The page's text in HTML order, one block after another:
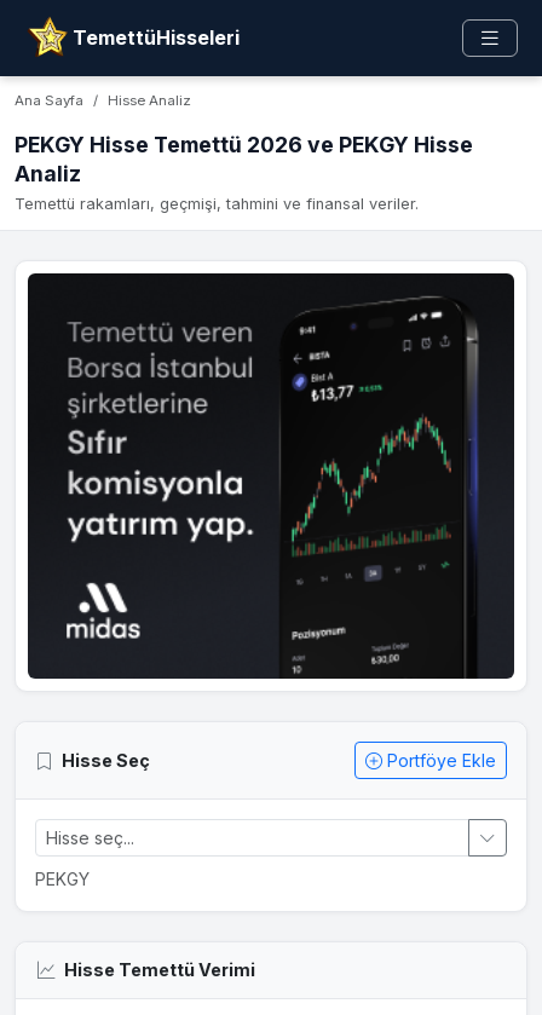
TemettüHisseleri
Ana Sayfa Hisse Analiz
PEKGY Hisse Temettü 2026 ve PEKGY Hisse
Analiz
Temettü rakamları, geçmişi, tahmini ve finansal veriler.
Hisse Seç Portföye Ekle
PEKGY
Hisse Temettü Verimi